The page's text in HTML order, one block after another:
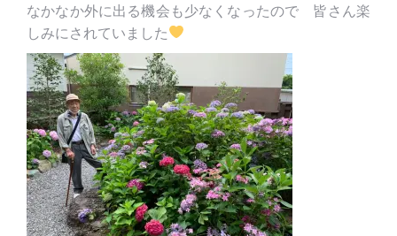
なかなか外に出る機会も少なくなったので 皆さん楽
しみにされていました